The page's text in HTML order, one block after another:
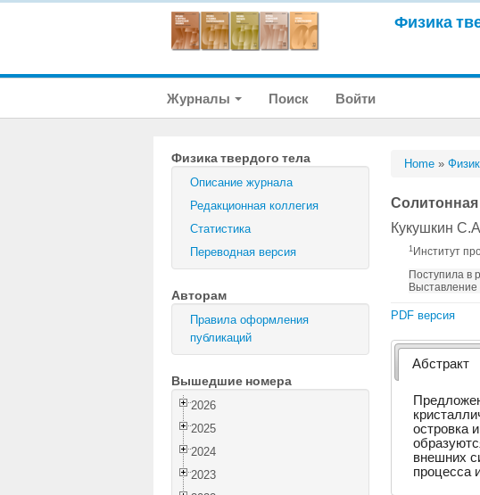
Физика
Журналы Поиск Войти
Физика твердого тела
Описание журнала
Редакционная коллегия
Статистика
Переводная версия
Авторам
Правила оформления
публикаций
Вышедшие номера
2026
2025
2024
2023
Home »
Кукушкин
1 Институт
Поступила в
Выставление
PDF версия
Абстракт
островка
внешних
процесса